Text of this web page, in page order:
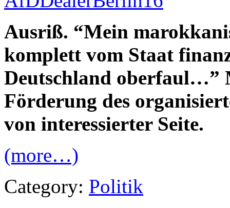
Ausriß. “Mein
komplett vom Staat
Deutschland oberfaul…”
Förderung des
von interessierter Seite.
(more…)
Category: Politik